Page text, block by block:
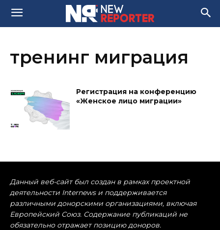
тренинг миграция
Регистрация на конференцию
«Женское лицо миграции»
Данный веб-сайт был создан в рамках проектной
деятельности Internews и поддерживается
различными донорскими организациями, включая
Европейский Союз. Содержание публикаций не
обязательно отражает позицию доноров.